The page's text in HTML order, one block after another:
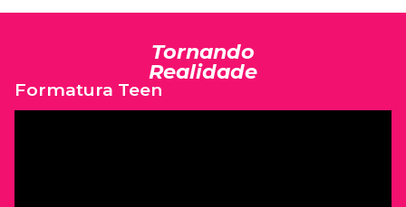
Tornando
Realidade
Formatura Teen